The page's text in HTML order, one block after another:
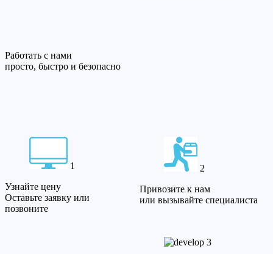
Работать с нами
просто, быстро и безопасно
1
Узнайте цену
Оставьте заявку или
позвоните
2
Привозите к нам
или вызывайте специалиста
3